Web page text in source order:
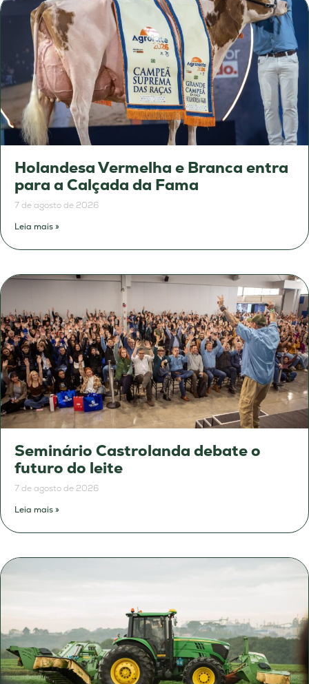
Holandesa Vermelha e Branca entra
para a Calçada da Fama
7 de agosto de 2026
Leia mais »
Seminário Castrolanda debate o
futuro do leite
7 de agosto de 2026
Leia mais »